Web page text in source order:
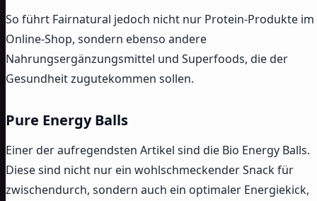
So führt Fairnatural jedoch nicht nur Protein-Produkte im
Online-Shop, sondern ebenso andere
Nahrungsergänzungsmittel und Superfoods, die der
Gesundheit zugutekommen sollen.
Pure Energy Balls
Einer der aufregendsten Artikel sind die Bio Energy Balls.
Diese sind nicht nur ein wohlschmeckender Snack für
zwischendurch, sondern auch ein optimaler Energiekick,